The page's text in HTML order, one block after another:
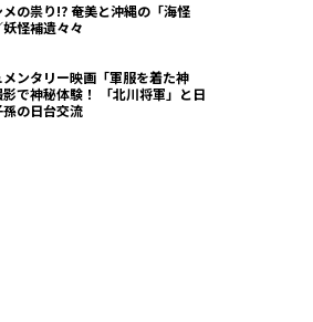
メの祟り!? 奄美と沖縄の「海怪
怪補遺々々
メンタリー映画「軍服を着た神
で神秘体験！ 「北川将軍」と日
の日台交流